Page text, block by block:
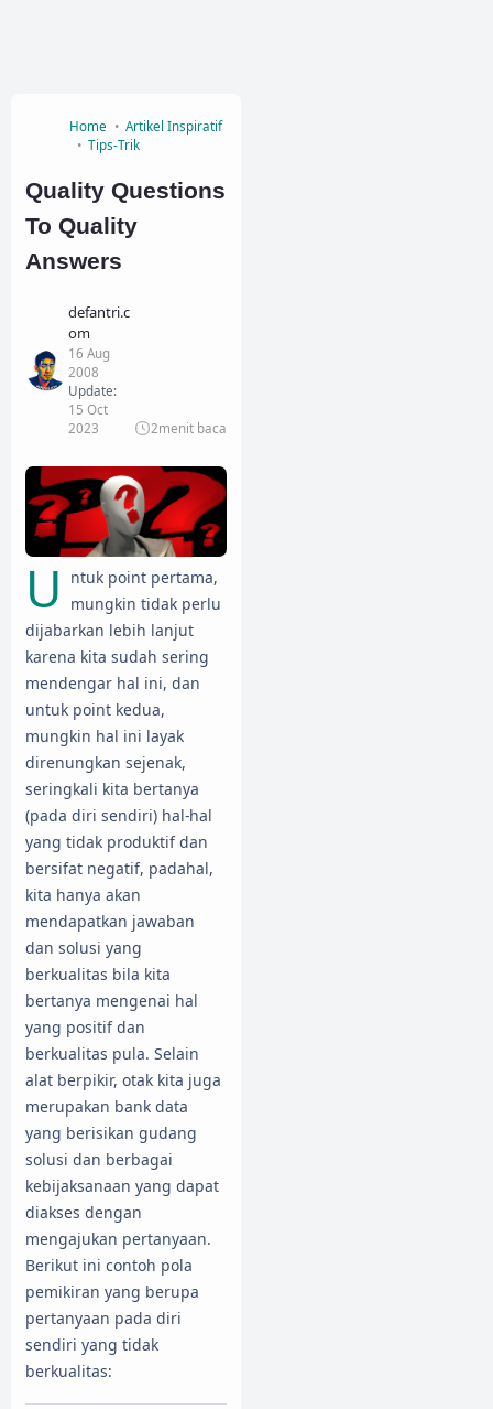
Home
Artikel Inspiratif
Tips-Trik
Quality Questions
To Quality
Answers
defantri.c
om
16 Aug
2008
Update:
15 Oct
2023
2menit baca
U
ntuk point pertama,
mungkin tidak perlu
dijabarkan lebih lanjut
karena kita sudah sering
mendengar hal ini, dan
untuk point kedua,
mungkin hal ini layak
direnungkan sejenak,
seringkali kita bertanya
(pada diri sendiri) hal-hal
yang tidak produktif dan
bersifat negatif, padahal,
kita hanya akan
mendapatkan jawaban
dan solusi yang
berkualitas bila kita
bertanya mengenai hal
yang positif dan
berkualitas pula. Selain
alat berpikir, otak kita juga
merupakan bank data
yang berisikan gudang
solusi dan berbagai
kebijaksanaan yang dapat
diakses dengan
mengajukan pertanyaan.
Berikut ini contoh pola
pemikiran yang berupa
pertanyaan pada diri
sendiri yang tidak
berkualitas: